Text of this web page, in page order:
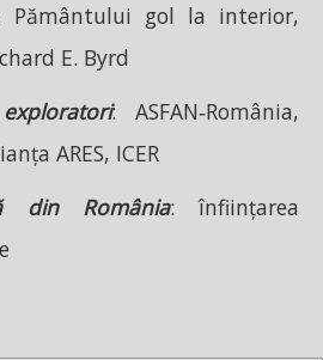
Pământului gol la interior,
E. Byrd
: ASFAN‑România,
ARES, ICER
din România: înființarea